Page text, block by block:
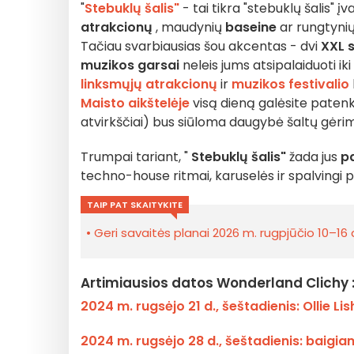
"Stebuklų šalis" - tai tikra "stebuklų šalis"
atrakcionų , maudynių baseinear
Tačiau svarbiausias šou akcentas - dviXXL
muzikos garsai neleis jums atsipalaiduoti
linksmųjų atrakcionų ir muzikos festivalio
Maisto aikštelėjevisą dieną galėsite
atvirkščiai) bus siūloma daugybė šaltų
Trumpai tariant, " Stebuklų šalis"žada jus
techno-house ritmai, karuselės ir spalvingi
TAIP PAT SKAITYKITE
Geri savaitės planai 2026 m. rugpjūčio
Artimiausios datos Wonderland Clichy :
2024 m. rugsėjo 21 d., šeštadienis: Ollie
2024 m. rugsėjo 28 d., šeštadienis: